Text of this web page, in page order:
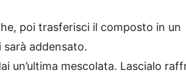
poi trasferisci il composto in un
addensato.
un’ultima mescolata. Lascialo